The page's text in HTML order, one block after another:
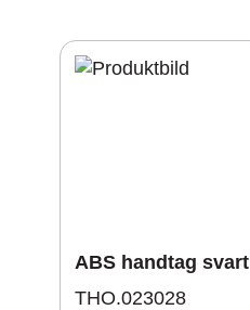
ABS handtag svart
THO.023028